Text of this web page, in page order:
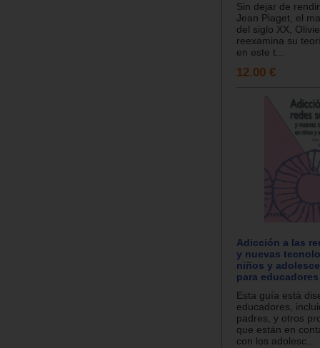
Sin dejar de
Jean Piaget, el
del siglo XX,
reexamina su
en este t...
12.00 €
Adicción a las
y nuevas
niños y
para educadores
Esta guía está
educadores,
padres, y otros
que están en
con los adolesc...